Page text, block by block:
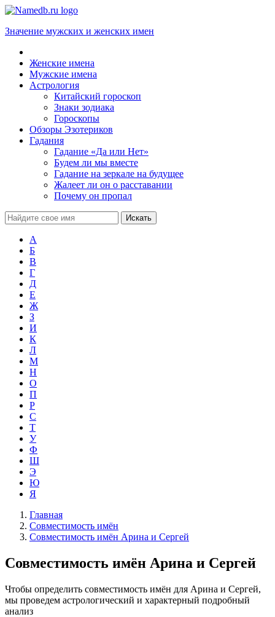
Значение мужских и женских имен
Женские имена
Мужские имена
Астрология
Китайский гороскоп
Знаки зодиака
Гороскопы
Обзоры Эзотериков
Гадания
Гадание «Да или Нет»
Будем ли мы вместе
Гадание на зеркале на будущее
Жалеет ли он о расставании
Почему он пропал
А
Б
В
Г
Д
Е
Ж
З
И
К
Л
М
Н
О
П
Р
С
Т
У
Ф
Ш
Э
Ю
Я
Главная
Совместимость имён
Совместимость имён Арина и Сергей
Совместимость имён Арина и Сергей
Чтобы определить совместимость имён для Арина и Сергей,
мы проведем астрологический и характерный подробный
анализ